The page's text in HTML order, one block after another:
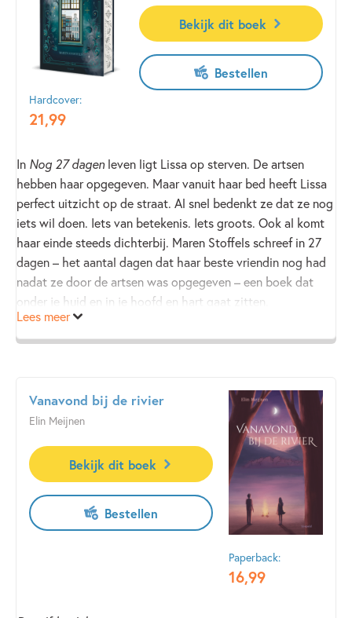
Hardcover:
21,99
Bekijk dit boek
Bestellen
In Nog 27 dagenleven ligt Lissa op sterven. De artsen
hebben haar opgegeven. Maar vanuit haar bed heeft Lissa
perfect uitzicht op de straat. Al snel bedenkt ze dat ze nog
iets wil doen. Iets van betekenis. Iets groots. Ook al komt
haar einde steeds dichterbij. Maren Stoffels schreef in 27
dagen – het aantal dagen dat haar beste vriendin nog had
nadat ze door de artsen was opgegeven – een boek dat
onder je huid en in je hoofd en hart gaat zitten.
Een prachtige, gebonden uitgave met kleur op snee, een
gemaakt door tattoo artist Amy Kuijpers.
Winnaar van het Beste Boek voor Jongeren 2025 én de
Prijs van de Jonge Jury 2026.
Lees meer
Paperback:
16,99
Vanavond bij de rivier
Elin Meijnen
Bekijk dit boek
Bestellen